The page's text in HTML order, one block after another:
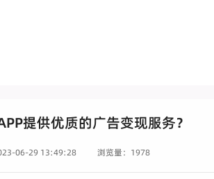
提供优质的广告变现服务？
06-29 13:49:28 浏览量：1978